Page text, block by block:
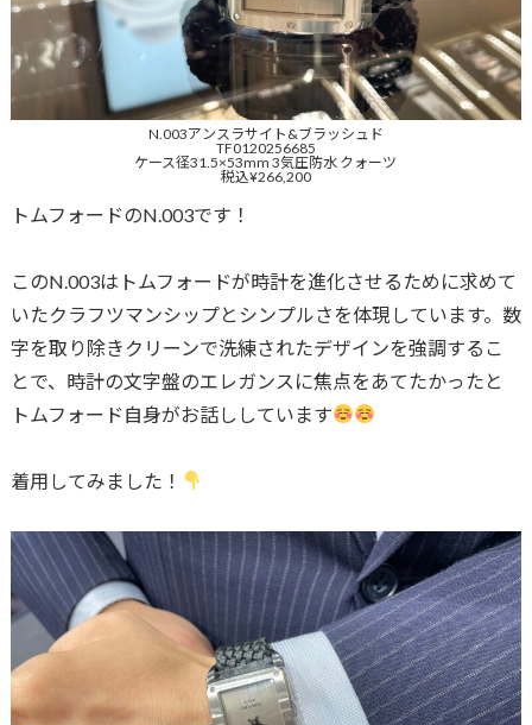
N.003アンスラサイト&ブラッシュド
TF0120256685
ケース径31.5×53mm 3気圧防水 クォーツ
税込¥266,200
トムフォードのN.003です！
このN.003はトムフォードが時計を進化させるために求めて
いたクラフツマンシップとシンプルさを体現しています。数
字を取り除きクリーンで洗練されたデザインを強調するこ
とで、時計の文字盤のエレガンスに焦点をあてたかったと
トムフォード自身がお話ししています
着用してみました！